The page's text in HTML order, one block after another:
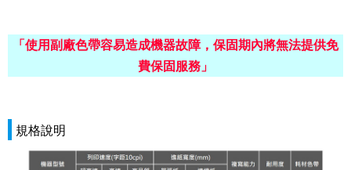
「使用副廠色帶容易造成機器故障，保固期內將無法提供免
費保固服務」
規格說明